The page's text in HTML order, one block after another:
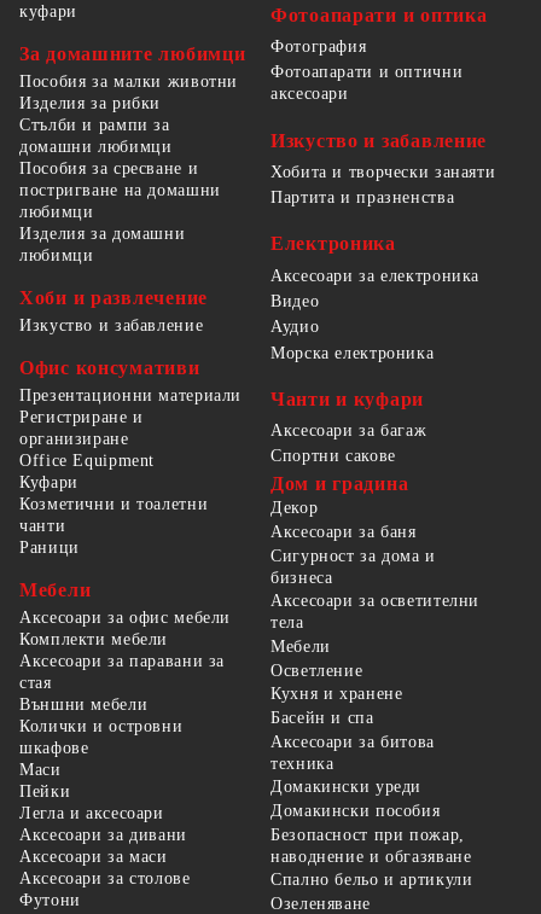
куфари
За домашните любимци
Пособия за малки животни
Изделия за рибки
Стълби и рампи за
домашни любимци
Пособия за сресване и
постригване на домашни
любимци
Изделия за домашни
любимци
Хоби и развлечение
Изкуство и забавление
Офис консумативи
Презентационни материали
Регистриране и
организиране
Office Equipment
Фотоапарати и оптика
Фотография
Фотоапарати и оптични
аксесоари
Изкуство и забавление
Хобита и творчески занаяти
Партита и празненства
Електроника
Аксесоари за електроника
Видео
Аудио
Морска електроника
Чанти и куфари
Аксесоари за багаж
Спортни сакове
Куфари
Козметични и тоалетни
чанти
Раници
Мебели
Аксесоари за офис мебели
Комплекти мебели
Аксесоари за паравани за
стая
Външни мебели
Колички и островни
шкафове
Маси
Пейки
Легла и аксесоари
Аксесоари за дивани
Аксесоари за маси
Аксесоари за столове
Футони
Дом и градина
Декор
Аксесоари за баня
Сигурност за дома и
бизнеса
Аксесоари за осветителни
тела
Мебели
Осветление
Кухня и хранене
Басейн и спа
Аксесоари за битова
техника
Домакински уреди
Домакински пособия
Безопасност при пожар,
наводнение и обгазяване
Спално бельо и артикули
Озеленяване